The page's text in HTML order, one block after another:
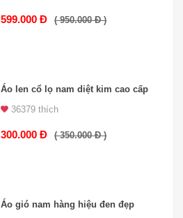
599.000 Đ ( 950.000 Đ )
Áo len cổ lọ nam diệt kim cao cấp
36379 thích
300.000 Đ ( 350.000 Đ )
Áo gió nam hàng hiệu đen đẹp